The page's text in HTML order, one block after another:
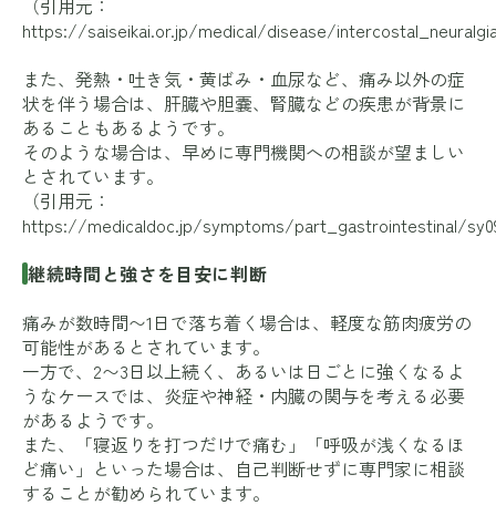
https://saiseikai.or.jp/medical/disease/
また、発熱・吐き気・黄ばみ・血尿など、痛み以外の症
状を伴う場合は、肝臓や胆嚢、腎臓などの疾患が背景に
あることもあるようです。
そのような場合は、早めに専門機関への相談が望ましい
とされています。
（引用元：
https://medicaldoc.jp/symptoms/part_gastrointestinal/
継続時間と強さを目安に判断
痛みが数時間〜1日で落ち着く場合は、軽度な筋肉疲労の
可能性があるとされています。
一方で、2〜3日以上続く、あるいは日ごとに強くなるよ
うなケースでは、炎症や神経・内臓の関与を考える必要
があるようです。
また、「寝返りを打つだけで痛む」「呼吸が浅くなるほ
ど痛い」といった場合は、自己判断せずに専門家に相談
することが勧められています。